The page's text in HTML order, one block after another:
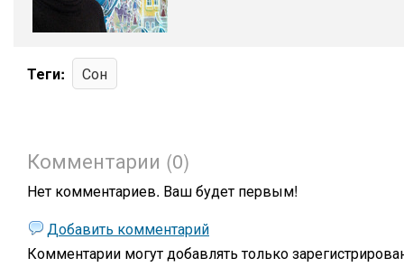
Теги: Сон
Комментарии (0)
Нет комментариев. Ваш будет первым!
Добавить комментарий
Комментарии могут добавлять только